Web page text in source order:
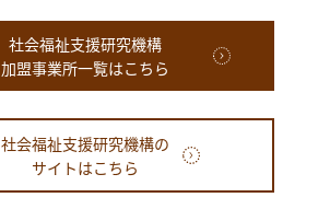
社会福祉支援研究機構
加盟事業所一覧はこちら
社会福祉支援研究機構の
サイトはこちら